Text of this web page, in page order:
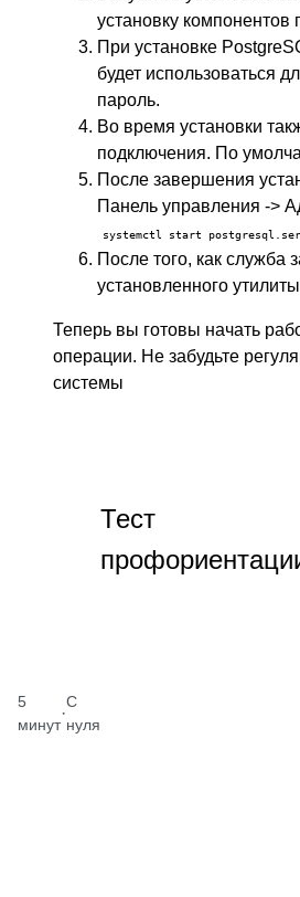
установку
При установке
будет использоваться
пароль.
Во время установки
подключения. По
После завершения
Панель управления ->
systemctl start
После того, как
установленного
Теперь вы готовы начать
операции. Не забудьте
системы
5
минут
·
С
нуля
Тест